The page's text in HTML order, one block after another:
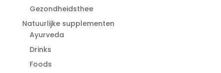
Gezondheidsthee
Natuurlijke supplementen
Ayurveda
Drinks
Foods